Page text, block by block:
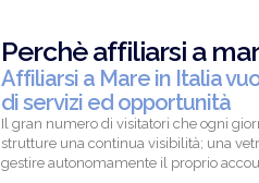
Perchè affiliarsi a
Affiliarsi a Mare in Italia
di servizi ed opportunità
Il gran numero di visitatori che ogni
strutture una continua visibilità; una
gestire autonomamente il proprio